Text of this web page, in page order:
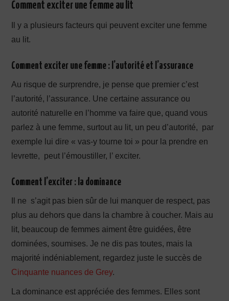
Comment exciter une femme au lit
Il y a plusieurs facteurs qui peuvent exciter une femme
au lit.
Comment exciter une femme : l’autorité et l’assurance
Au risque de surprendre, je pense que premier c’est
l’autorité, l’assurance. Une certaine assurance ou
autorité naturelle en l’homme va faire que, quand vous
parlez à une femme, surtout au lit, un peu d’autorité, par
exemple lui dire « vas-y tourne toi » pour la prendre en
levrette, peut l’émoustiller, l’ exciter.
Comment l’exciter : la dominance
Il ne s’agit pas bien sûr de lui manquer de respect, pas
plus au dehors que dans la chambre à coucher. Mais au
lit, beaucoup de femmes aiment être guidées, être
dominées, soumises. Je ne dis pas toutes, mais la
majorité indéniablement, regardez juste le succès de
Cinquante nuances de Grey.
La dominance est appréciée des femmes. Elles sont